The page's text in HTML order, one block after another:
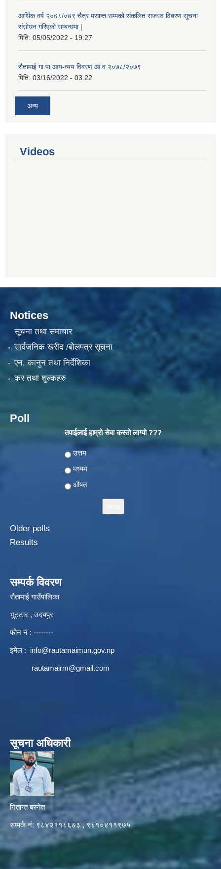
आर्थिक वर्ष २०७८/०७९ चैत्र मसान्त सम्मको संकलित राजस्व विबरण सूचना
संसोधन गरिएको सम्बन्धमा |
मिति: 05/05/2022 - 19:27
रौतामाई गा.पा आय-व्यय विवरण आ.व.२०७८/२०७९
मिति: 03/16/2022 - 03:22
अन्य
Videos
Notices
सूचना तथा समाचार
सार्वजनिक खरीद /बोलपत्र सूचना
एन, कानुन तथा निर्देशिका
कर तथा शुल्कहरु
Poll
तपाईलाई हाम्रो सेवा कस्तो लाग्यो ???
Choices
उत्तम
मध्यम
औषत
Older polls
Results
सम्पर्क विवरण
रौतामाई गाउँपालिका
भुट्टार , उदयपुर
फोन नं : --------
इमेल : info@rautamaimun.gov.np
rautamairm@gmail.com
सूचना अधिकारी
नितान्त बस्नेत
सम्पर्क नं: ९८४२११८६७३ , ९८१०४११९७५